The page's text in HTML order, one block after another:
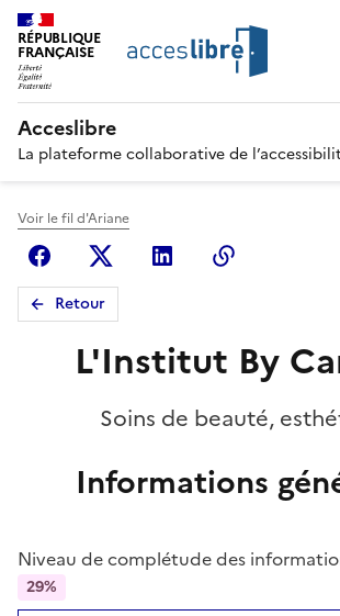
RÉPUBLIQUE
FRANÇAISE
Acceslibre
La plateforme collaborative de
Voir le fil d'Ariane
FacebookX (anciennement Twitter)
Linkedin
Retour
L'Institut By
Soins de beauté,
Informations
Niveau de complétude des
29%